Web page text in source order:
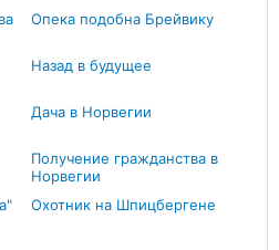
Опека подобна Брейвику
Назад в будущее
Дача в Норвегии
Получение гражданства в
Норвегии
Охотник на Шпицбергене